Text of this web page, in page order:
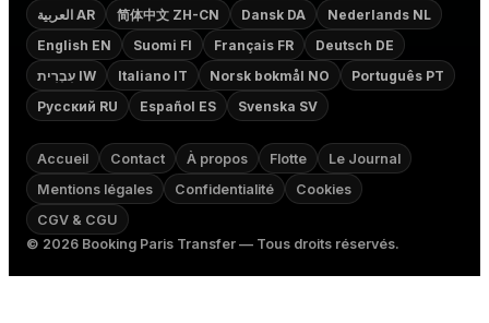
العربية AR 简体中文 ZH-CN Dansk DA
Nederlands NL
English EN
Suomi FI Français FR
Deutsch DE
עִבְרִית IW
Italiano IT Norsk bokmål NO
Português PT
Русский RU
Español ES Svenska SV
Accueil Contact À propos Flotte
Le Journal
Mentions légales
Confidentialité
Cookies
CGV & CGU
© 2026 Booking Paris Transfer — Tous droits réservés.